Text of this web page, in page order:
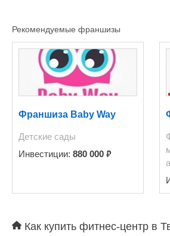
Рекомендуемые франшизы
Франшиза Baby Way
Детские сады
Инвестиции: 880 000 ₽
Как купить фитнес-центр в